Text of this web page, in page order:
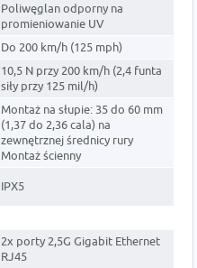
Poliwęglan odporny na
promieniowanie UV
Do 200 km/h (125 mph)
10,5 N przy 200 km/h (2,4 funta
siły przy 125 mil/h)
Montaż na słupie: 35 do 60 mm
(1,37 do 2,36 cala) na
zewnętrznej średnicy rury
Montaż ścienny
IPX5
2x porty 2,5G Gigabit Ethernet
RJ45